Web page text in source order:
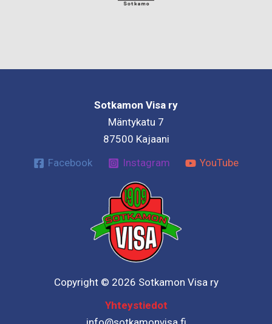
Sotkamon Visa ry
Mäntykatu 7
87500 Kajaani
Facebook
Instagram YouTube
Copyright © 2026 Sotkamon Visa ry
Yhteystiedot